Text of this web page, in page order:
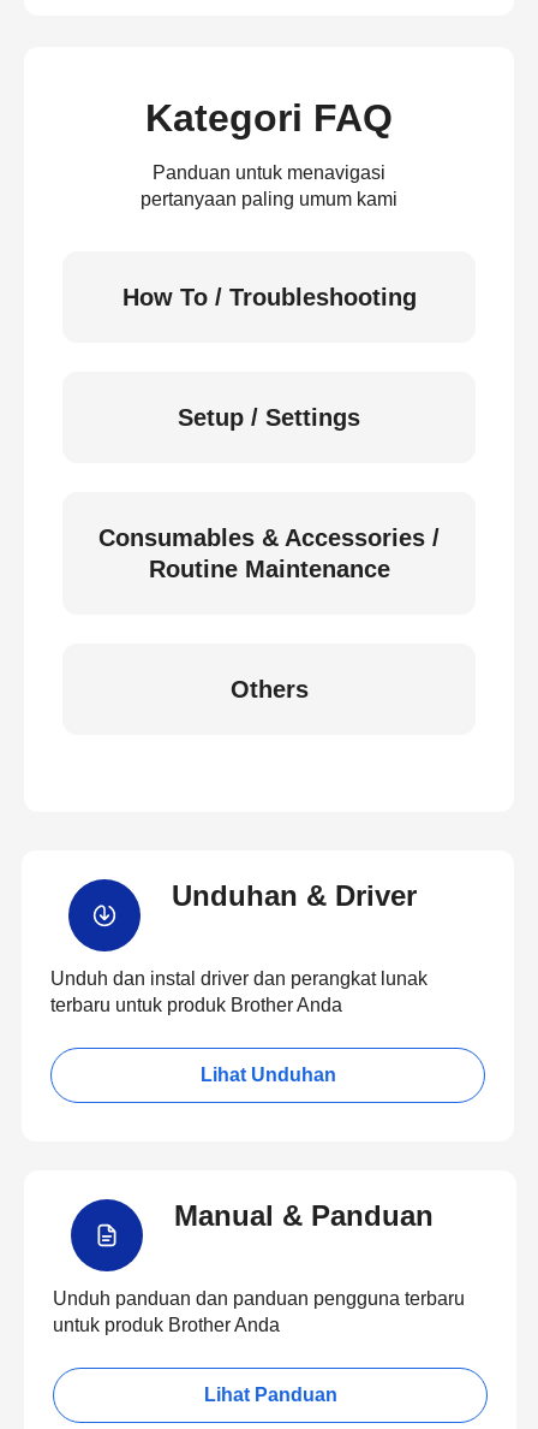
Kategori FAQ
Panduan untuk menavigasi
pertanyaan paling umum kami
How To / Troubleshooting
Setup / Settings
Consumables & Accessories /
Routine Maintenance
Others
Unduhan & Driver
Unduh dan instal driver dan perangkat lunak
terbaru untuk produk Brother Anda
Lihat Unduhan
Manual & Panduan
Unduh panduan dan panduan pengguna terbaru
untuk produk Brother Anda
Lihat Panduan